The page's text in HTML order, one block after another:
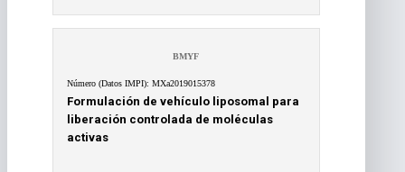
BMYF
Número (Datos IMPI): MXa2019015378
Formulación de vehículo liposomal para
liberación controlada de moléculas
activas